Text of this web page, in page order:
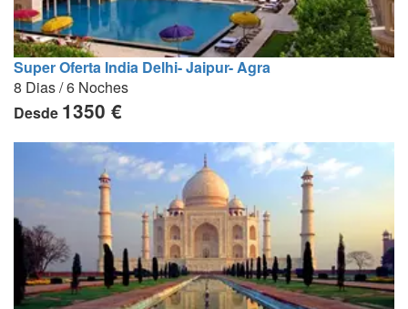
Super Oferta India Delhi- Jaipur- Agra
8 Dias / 6 Noches
Desde 1350 €